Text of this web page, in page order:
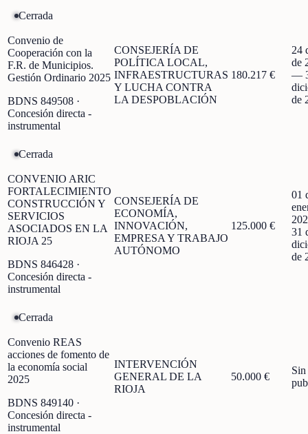
Cerrada
Convenio de
Cooperación con la
F.R. de Municipios.
Gestión Ordinario 2025
BDNS 849508 ·
Concesión directa -
instrumental
CONSEJERÍA DE
POLÍTICA LOCAL,
INFRAESTRUCTURAS
Y LUCHA CONTRA
LA DESPOBLACIÓN
180.217 €
24
de
—
de
Cerrada
CONVENIO ARIC
FORTALECIMIENTO
CONSTRUCCIÓN Y
SERVICIOS
ASOCIADOS EN LA
RIOJA 25
BDNS 846428 ·
Concesión directa -
instrumental
CONSEJERÍA DE
ECONOMÍA,
INNOVACIÓN,
EMPRESA Y TRABAJO
AUTÓNOMO
125.000 €
01
31
de
Cerrada
Convenio REAS
acciones de fomento de
la economía social
2025
BDNS 849140 ·
Concesión directa -
instrumental
INTERVENCIÓN
GENERAL DE LA
RIOJA
50.000 €